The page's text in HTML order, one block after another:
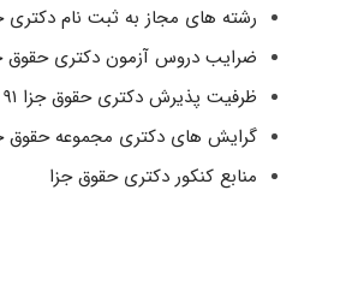
رشته های مجاز به ثبت نام دکتری
ضرایب دروس آزمون دکتری حقوق
ظرفیت پذیرش دکتری حقوق جزا ۹۱
گرایش های دکتری مجموعه حقوق
منابع کنکور دکتری حقوق جزا